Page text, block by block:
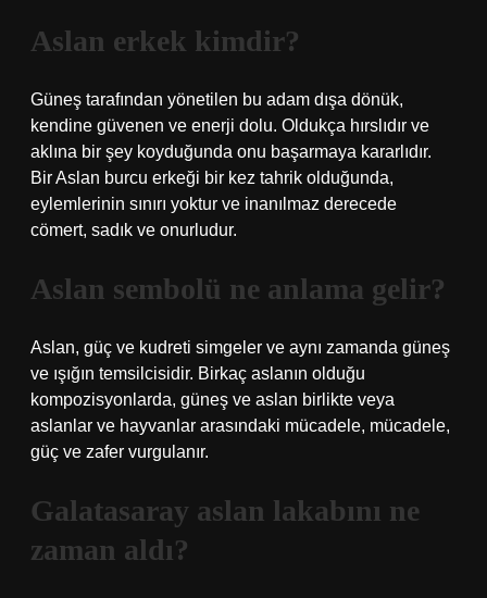
Aslan erkek kimdir?
Güneş tarafından yönetilen bu adam dışa dönük,
kendine güvenen ve enerji dolu. Oldukça hırslıdır ve
aklına bir şey koyduğunda onu başarmaya kararlıdır.
Bir Aslan burcu erkeği bir kez tahrik olduğunda,
eylemlerinin sınırı yoktur ve inanılmaz derecede
cömert, sadık ve onurludur.
Aslan sembolü ne anlama gelir?
Aslan, güç ve kudreti simgeler ve aynı zamanda güneş
ve ışığın temsilcisidir. Birkaç aslanın olduğu
kompozisyonlarda, güneş ve aslan birlikte veya
aslanlar ve hayvanlar arasındaki mücadele, mücadele,
güç ve zafer vurgulanır.
Galatasaray aslan lakabını ne
zaman aldı?